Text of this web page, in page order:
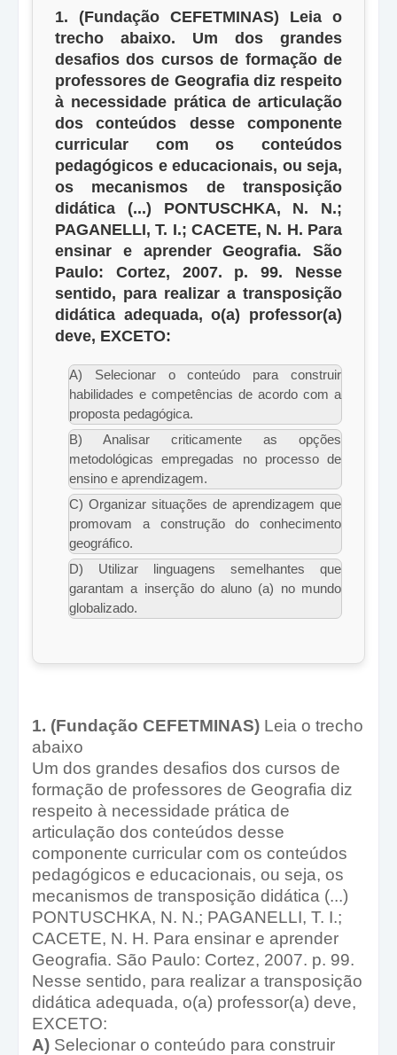
1. (Fundação CEFETMINAS) Leia o
trecho abaixo. Um dos grandes
desafios dos cursos de formação de
professores de Geografia diz respeito
à necessidade prática de articulação
dos conteúdos desse componente
curricular com os conteúdos
pedagógicos e educacionais, ou seja,
os mecanismos de transposição
didática (...) PONTUSCHKA, N. N.;
PAGANELLI, T. I.; CACETE, N. H. Para
ensinar e aprender Geografia. São
Paulo: Cortez, 2007. p. 99. Nesse
sentido, para realizar a transposição
didática adequada, o(a) professor(a)
deve, EXCETO:
A) Selecionar o conteúdo para construir
habilidades e competências de acordo com a
proposta pedagógica.
B) Analisar criticamente as opções
metodológicas empregadas no processo de
ensino e aprendizagem.
C) Organizar situações de aprendizagem que
promovam a construção do conhecimento
geográfico.
D) Utilizar linguagens semelhantes que
garantam a inserção do aluno (a) no mundo
globalizado.
1. (Fundação CEFETMINAS) Leia o trecho
abaixo
Um dos grandes desafios dos cursos de
formação de professores de Geografia diz
respeito à necessidade prática de
articulação dos conteúdos desse
componente curricular com os conteúdos
pedagógicos e educacionais, ou seja, os
mecanismos de transposição didática (...)
PONTUSCHKA, N. N.; PAGANELLI, T. I.;
CACETE, N. H. Para ensinar e aprender
Geografia. São Paulo: Cortez, 2007. p. 99.
Nesse sentido, para realizar a transposição
didática adequada, o(a) professor(a) deve,
EXCETO:
A) Selecionar o conteúdo para construir